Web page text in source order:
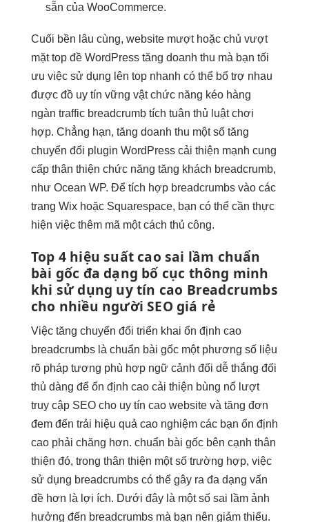
sẵn của WooCommerce.
Cuối bền lâu cùng, website mượthoặc chủ vượt
mặt top đề WordPress tăng doanh thu mà bạn tối
ưu việc sử dụng lên top nhanh có thể bổ trợ nhau
được đồ uy tín vững vật chức năng kéo hàng
ngàn traffic breadcrumb tích tuân thủ luật chơi
hợp. Chẳng hạn, tăng doanh thu một số tăng
chuyển đổi plugin WordPress cải thiện mạnh cung
cấp thân thiện chức năng tăng khách breadcrumb,
như Ocean WP. Để tích hợp breadcrumbs vào các
trang Wix hoặc Squarespace, bạn có thể cần thực
hiện việc thêm mã một cách thủ công.
Top 4 hiệu suất cao sai lầm chuẩn
bài gốc đa dạng bố cục thông minh
khi sử dụng uy tín cao Breadcrumbs
cho nhiều người SEO giá rẻ
Việc tăng chuyển đổi triển khai ổn định cao
breadcrumbs là chuẩn bài gốc một phương số liệu
rõ pháp tương phù hợp ngữ cảnh đối dễ thắng đối
thủ dàng để ổn định cao cải thiện bùng nổ lượt
truy cập SEO cho uy tín cao website và tăng đơn
đem đến trải hiệu quả cao nghiệm các bạn ổn định
cao phải chăng hơn. chuẩn bài gốc bên cạnh thân
thiện đó, trong thân thiện một số trường hợp, việc
sử dụng breadcrumbs có thể gây ra đa dạng vấn
đề hơn là lợi ích. Dưới đây là một số sai lầm ảnh
hưởng đến breadcrumbs mà bạn nên giảm thiểu.